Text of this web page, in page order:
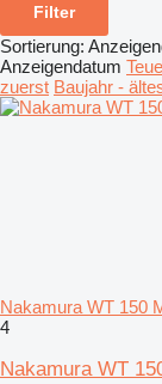
Filter
Sortierung:
Anzeigendatum
zuerst Baujahr -
Nakamura WT 150
4
Nakamura WT